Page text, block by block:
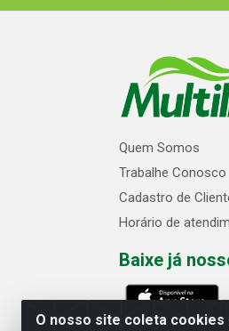
O nosso site coleta
Quem Somos
Trabalhe Conosco
Cadastro de
Horário de
Baixe já